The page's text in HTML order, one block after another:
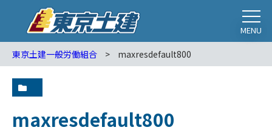
MENU
東京土建一般労働組合 > maxresdefault800
maxresdefault800